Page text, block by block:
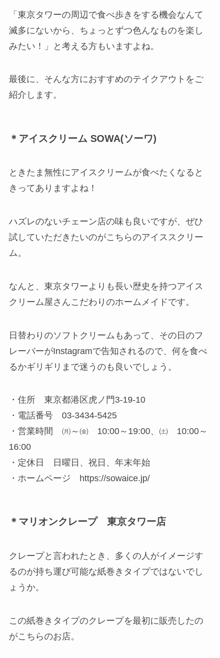
「東京タワーの周辺で食べ歩きをする機会なんて
滅多にないから、ちょっとずつ色んなものを楽し
みたい！」と考える方もいますよね。
最後に、そんな方におすすめのテイクアウトをご
紹介します。
＊アイスクリーム SOWA(ソーワ)
ときたま無性にアイスクリームが食べたくなると
きってありますよね！
ハズレのないチェーン店の味も良いですが、ぜひ
試していただきたいのがこちらのアイススクリー
ム。
なんと、東京タワーよりも長い歴史を持つアイス
クリーム屋さんこだわりのホームメイドです。
日替わりのソフトクリームもあって、その日のフ
レーバーがInstagramで告知されるので、何を食べ
るかギリギリまで迷うのも良いでしょう。
・住所 東京都港区虎ノ門3-19‐10
・電話番号 03-3434-5425
・営業時間 ㈪～㈮ 10:00～19:00、㈯ 10:00～
16:00
・定休日 日曜日、祝日、年末年始
・ホームページ https://sowaice.jp/
＊マリオンクレープ 東京タワー店
クレープと言われたとき、多くの人がイメージす
るのが持ち運び可能な紙巻きタイプではないでし
ょうか。
この紙巻きタイプのクレープを最初に販売したの
がこちらのお店。